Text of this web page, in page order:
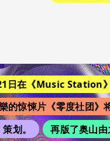
在《Music Station》
惊悚片《零度社团》将
划。
再版了奥山由